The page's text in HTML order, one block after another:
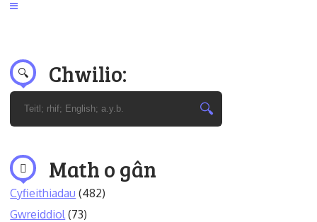
Chwilio:
Math o gân
Cyfieithiadau (482)
Gwreiddiol (73)